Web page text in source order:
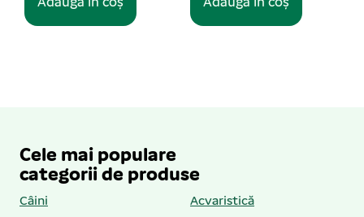
Adaugă în coș Adaugă în coș
Cele mai populare
categorii de produse
Câini Acvaristică